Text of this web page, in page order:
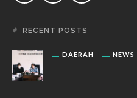
RECENT POSTS
DAERAH NEWS